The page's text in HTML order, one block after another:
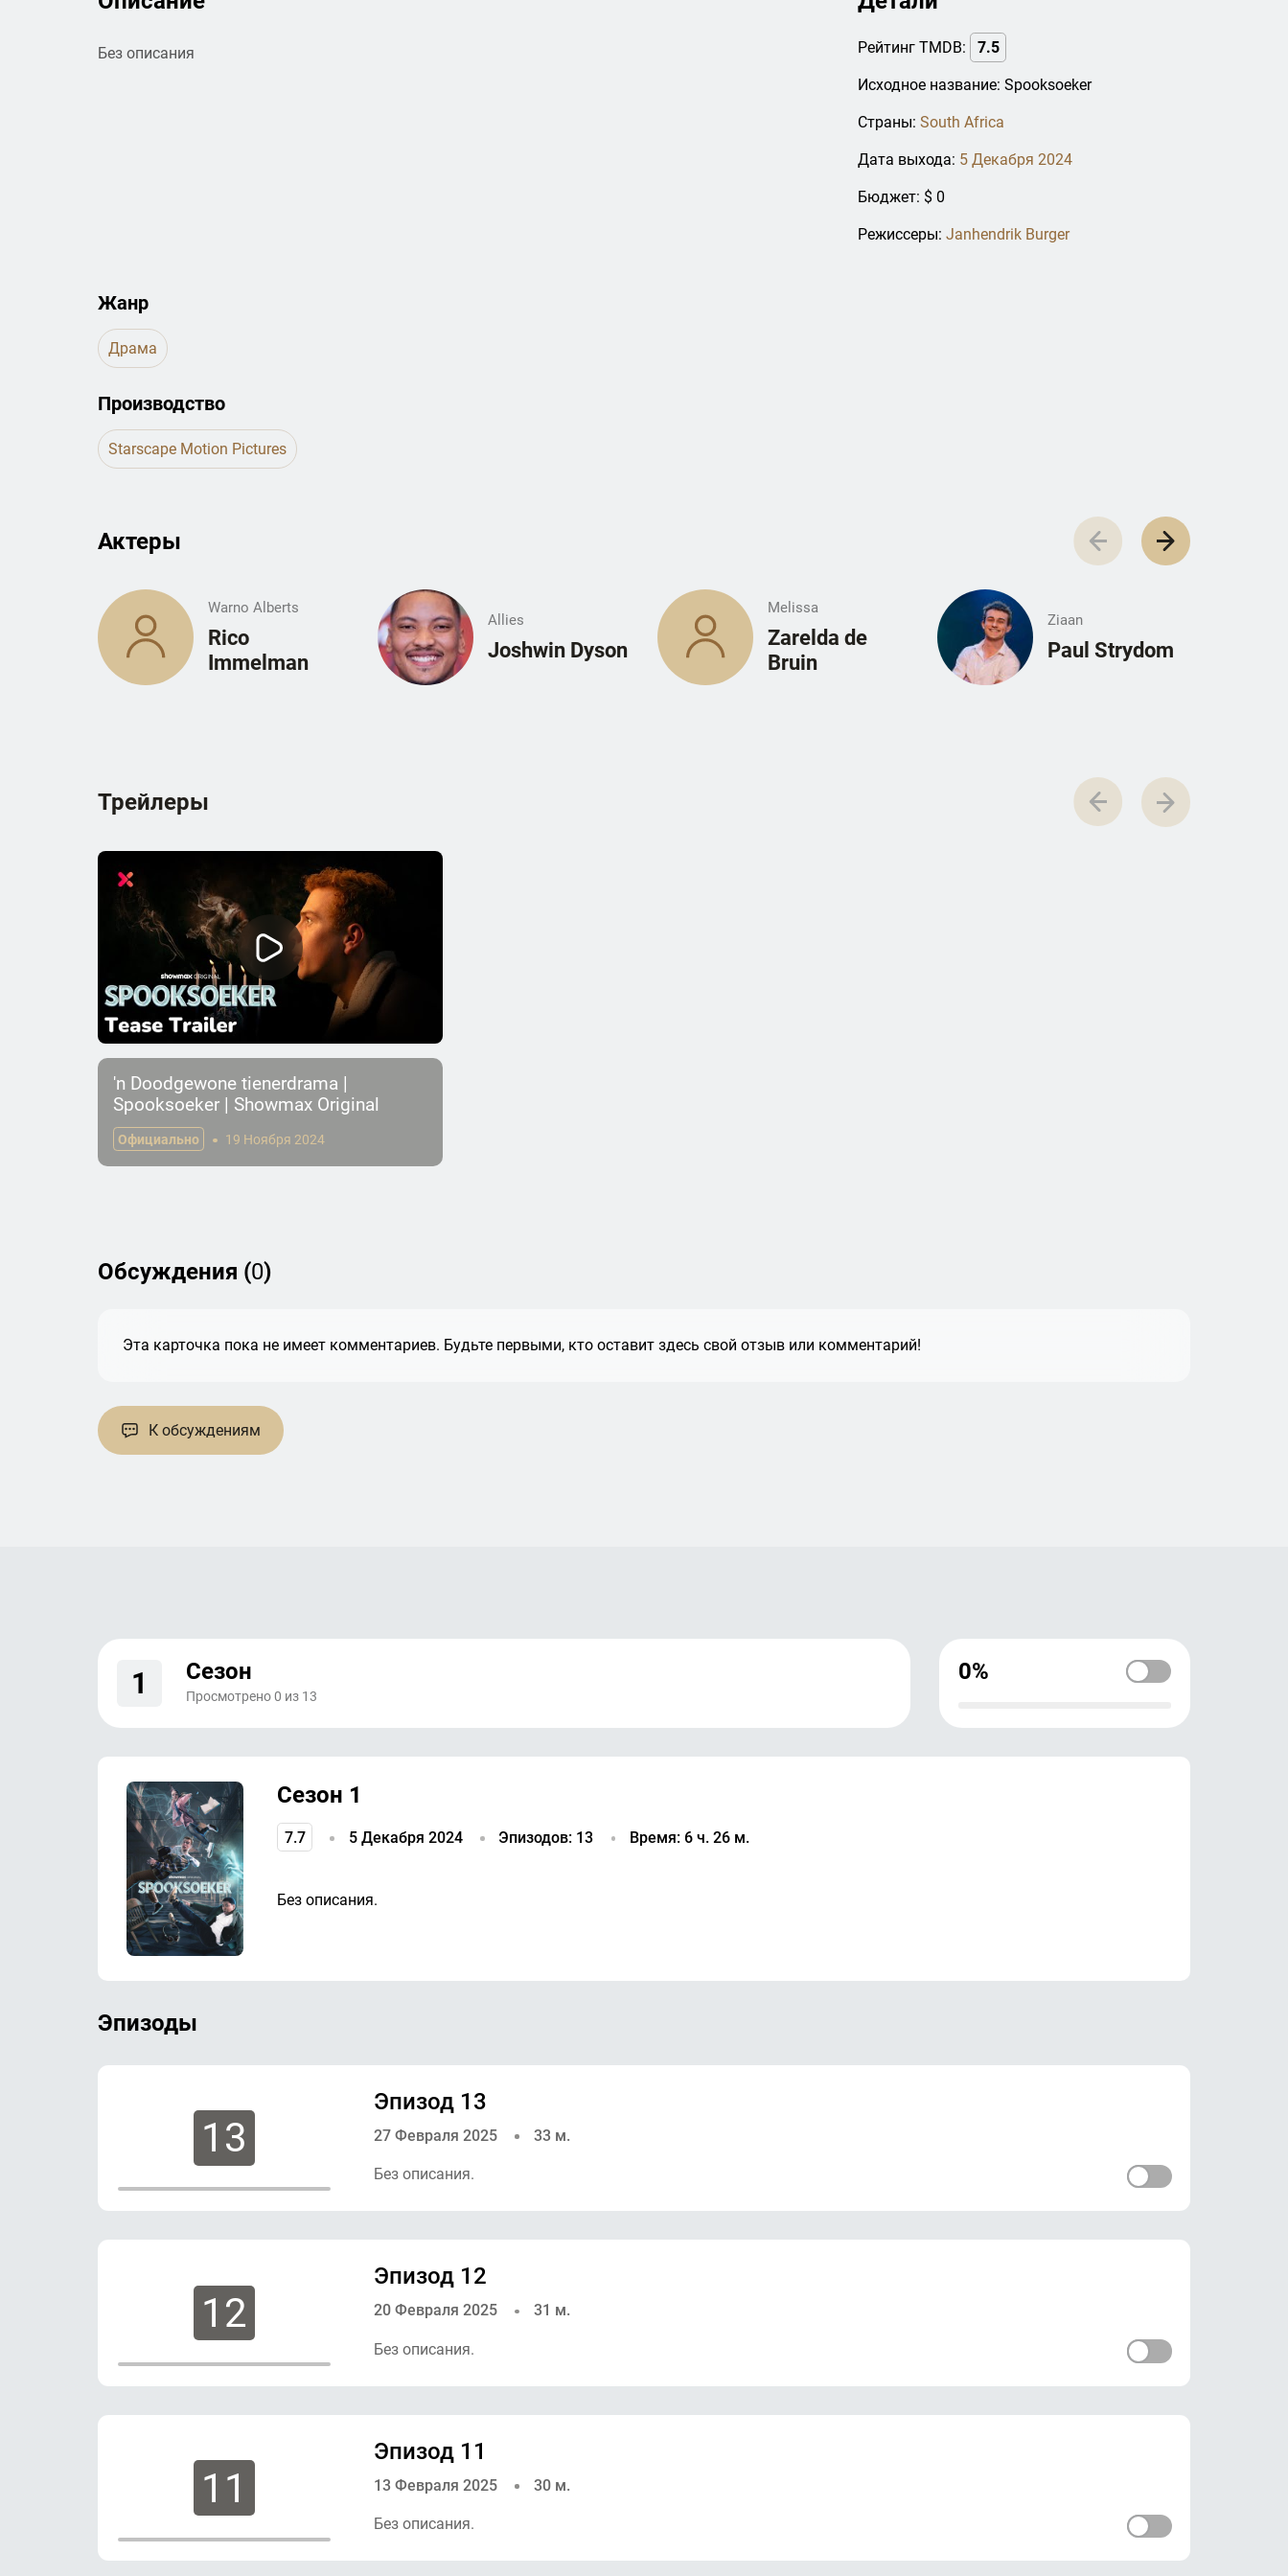
Без описания Рейтинг TMDB: 7.5
Исходное название: Spooksoeker
Страны:South Africa
Дата выхода: 5 Декабря 2024
Бюджет: $ 0
Режиссеры:Janhendrik Burger
Жанр
Драма
Производство
Starscape Motion Pictures
Актеры
Warno Alberts
Rico
Immelman
Allies
Joshwin Dyson
Melissa
Zarelda de
Bruin
Ziaan
Paul Strydom
Трейлеры
'n Doodgewone tienerdrama |
Spooksoeker | Showmax Original
Официально 19 Ноября 2024
Обсуждения (0)
Эта карточка пока не имеет комментариев. Будьте первыми, кто оставит здесь свой отзыв или комментарий!
К обсуждениям
1 Сезон
Просмотрено0 из 13
0%
Сезон 1
7.7 5 Декабря 2024 Эпизодов: 13 Время: 6 ч. 26 м.
Без описания.
Эпизоды
13
Эпизод 13
27 Февраля 2025 33 м.
Без описания.
12
Эпизод 12
20 Февраля 2025 31 м.
Без описания.
11
Эпизод 11
13 Февраля 2025 30 м.
Без описания.